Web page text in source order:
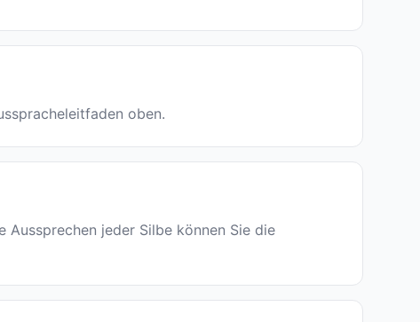
oben.
jeder Silbe können Sie die